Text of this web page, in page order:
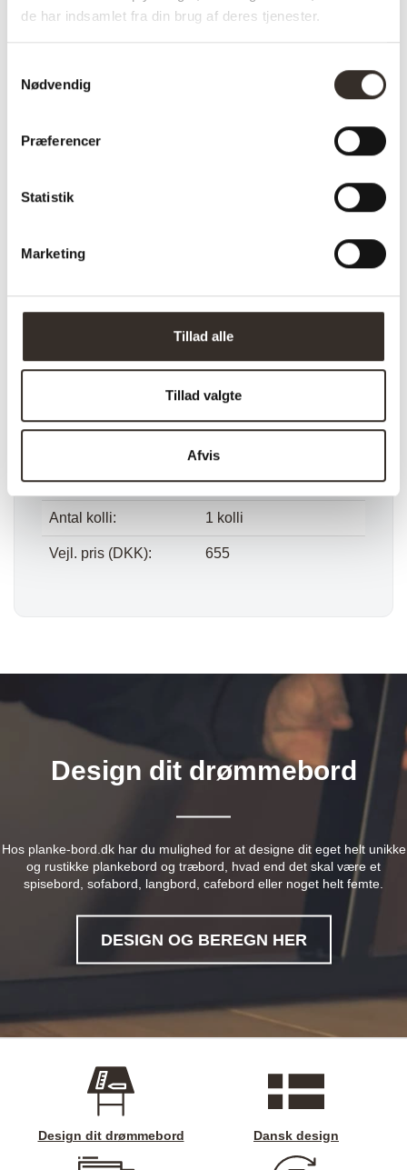
de har indsamlet fra din brug af deres tjenester.
Nødvendig
Præferencer
Statistik
Marketing
Tillad alle
Tillad valgte
Afvis
Specifikationer:
Model:
Farve:
45 cm
Vægt (brutto): 3 kg
Adskilt
Sælges i pakker á: 1 stk. (pris pr. 1 stk.)
Antal kolli: 1 kolli
Vejl. pris (DKK): 655
Design dit drømmebord
Hos planke-bord.dk har du mulighed for at designe dit eget helt unikke
og rustikke plankebord og træbord, hvad end det skal være et
spisebord, sofabord, langbord, cafebord eller noget helt femte.
DESIGN OG BEREGN HER
Design dit drømmebord Dansk design